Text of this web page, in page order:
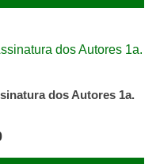
dos Autores 1a.